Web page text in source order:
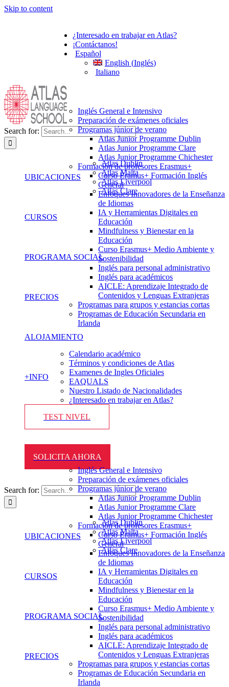
Skip to content
¿Interesado en trabajar en Atlas?
¡Contáctanos!
Español
English (Inglés)
Italiano
Search for:
UBICACIONES
Atlas Dublín
Atlas Malta
Atlas Liverpool
Atlas Clare
CURSOS
Inglés General e Intensivo
Preparación de exámenes oficiales
Programas júnior de verano
Atlas Junior Programme Dublin
Atlas Junior Programme Clare
Atlas Junior Programme Chichester
Formación de profesores Erasmus+
Curso Eramus+ Formación Inglés
General
Enfoques Innovadores de la Enseñanza
de Idiomas
IA y Herramientas Digitales en
Educación
Mindfulness y Bienestar en la
Educación
Curso Erasmus+ Medio Ambiente y
Sostenibilidad
Inglés para personal administrativo
Inglés para académicos
AICLE: Aprendizaje Integrado de
Contenidos y Lenguas Extranjeras
Programas para grupos y estancias cortas
Programas de Educación Secundaria en
Irlanda
PROGRAMA SOCIAL
PRECIOS
ALOJAMIENTO
+INFO
Calendario académico
Términos y condiciones de Atlas
Examenes de Ingles Oficiales
EAQUALS
Nuestro Listado de Nacionalidades
¿Interesado en trabajar en Atlas?
TEST NIVEL
SOLICITA AHORA
Search for:
UBICACIONES
Atlas Dublín
Atlas Malta
Atlas Liverpool
Atlas Clare
CURSOS
Inglés General e Intensivo
Preparación de exámenes oficiales
Programas júnior de verano
Atlas Junior Programme Dublin
Atlas Junior Programme Clare
Atlas Junior Programme Chichester
Formación de profesores Erasmus+
Curso Eramus+ Formación Inglés
General
Enfoques Innovadores de la Enseñanza
de Idiomas
IA y Herramientas Digitales en
Educación
Mindfulness y Bienestar en la
Educación
Curso Erasmus+ Medio Ambiente y
Sostenibilidad
Inglés para personal administrativo
Inglés para académicos
AICLE: Aprendizaje Integrado de
Contenidos y Lenguas Extranjeras
Programas para grupos y estancias cortas
Programas de Educación Secundaria en
Irlanda
PROGRAMA SOCIAL
PRECIOS